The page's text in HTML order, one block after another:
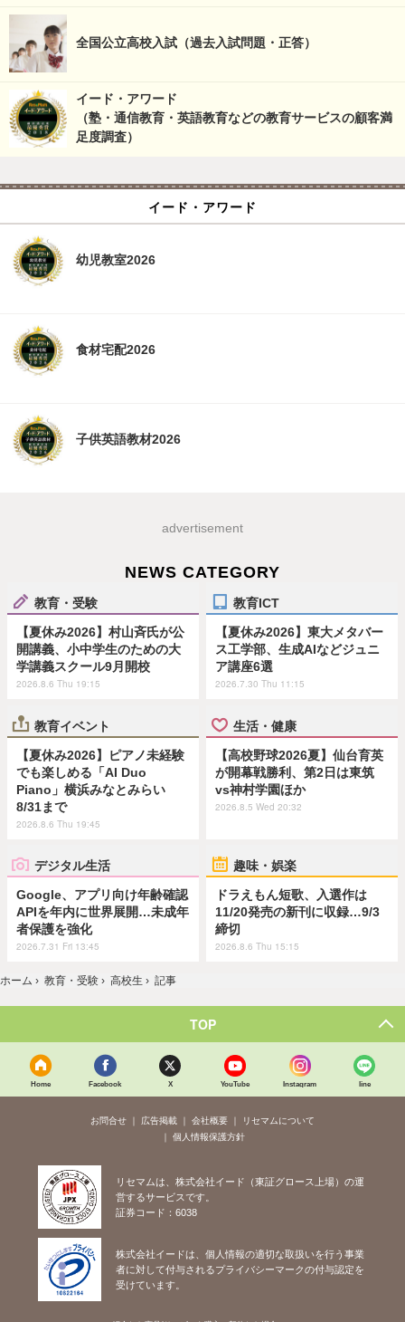
全国公立高校入試（過去入試問題・正答）
イード・アワード
（塾・通信教育・英語教育などの教育サービスの顧客満
足度調査）
イード・アワード
幼児教室2026
食材宅配2026
子供英語教材2026
advertisement
NEWS CATEGORY
教育・受験
【夏休み2026】村山斉氏が公
開講義、小中学生のための大
学講義スクール9月開校
2026.8.6 Thu 19:15
教育ICT
【夏休み2026】東大メタバー
ス工学部、生成AIなどジュニ
ア講座6選
2026.7.30 Thu 11:15
教育イベント
【夏休み2026】ピアノ未経験
でも楽しめる「AI Duo
Piano」横浜みなとみらい
8/31まで
2026.8.6 Thu 19:45
生活・健康
【高校野球2026夏】仙台育英
が開幕戦勝利、第2日は東筑
vs神村学園ほか
2026.8.5 Wed 20:32
デジタル生活
Google、アプリ向け年齢確認
APIを年内に世界展開…未成年
者保護を強化
2026.7.31 Fri 13:45
趣味・娯楽
ドラえもん短歌、入選作は
11/20発売の新刊に収録…9/3
締切
2026.8.6 Thu 15:15
ホーム › 教育・受験 › 高校生 › 記事
TOP
Home Facebook X YouTube Instagram line
お問合せ 広告掲載 会社概要
リセマムについて
個人情報保護方針
リセマムは、株式会社イード（東証グロース上場）の運
営するサービスです。
証券コード：6038
株式会社イードは、個人情報の適切な取扱いを行う事業
者に対して付与されるプライバシーマークの付与認定を
受けています。